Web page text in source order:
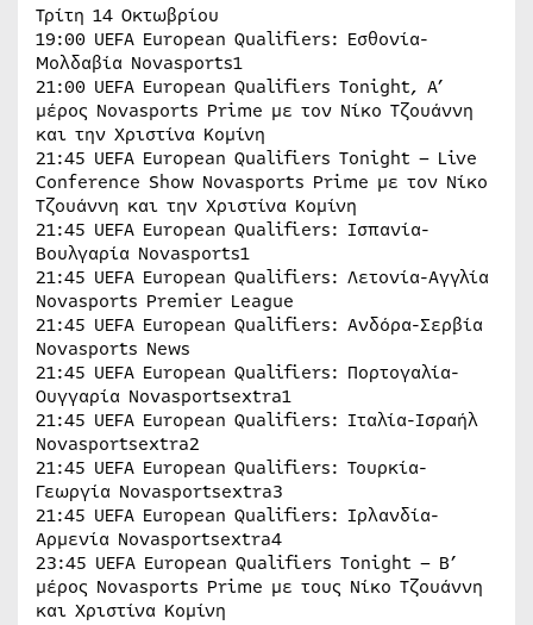
Τρίτη 14 Οκτωβρίου
19:00 UEFA European Qualifiers: Εσθονία-
Μολδαβία Novasports1
21:00 UEFA European Qualifiers Tonight, Α’
μέρος Novasports Prime με τον Νίκο Τζουάννη
και την Χριστίνα Κομίνη
21:45 UEFA European Qualifiers Tonight – Live
Conference Show Novasports Prime με τον Νίκο
Τζουάννη και την Χριστίνα Κομίνη
21:45 UEFA European Qualifiers: Ισπανία-
Βουλγαρία Novasports1
21:45 UEFA European Qualifiers: Λετονία-Αγγλία
Novasports Premier League
21:45 UEFA European Qualifiers: Ανδόρα-Σερβία
Novasports News
21:45 UEFA European Qualifiers: Πορτογαλία-
Ουγγαρία Novasportsextra1
21:45 UEFA European Qualifiers: Ιταλία-Ισραήλ
Novasportsextra2
21:45 UEFA European Qualifiers: Τουρκία-
Γεωργία Novasportsextra3
21:45 UEFA European Qualifiers: Ιρλανδία-
Αρμενία Novasportsextra4
23:45 UEFA European Qualifiers Tonight – Β’
μέρος Novasports Prime με τους Νίκο Τζουάννη
και Χριστίνα Κομίνη